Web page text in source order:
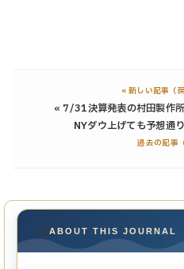
« 7/31決算発表の村田製作
NYダウ上げても予想通
⚓ABOUT THIS JOURNAL